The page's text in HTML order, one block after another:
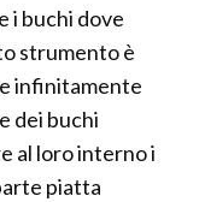
i buchi dove
strumento è
infinitamente
dei buchi
al loro interno i
piatta